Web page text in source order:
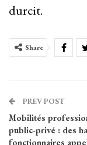
durcit.
Share
PREV POST
Mobilités
public-privé : des
fonctionnaires